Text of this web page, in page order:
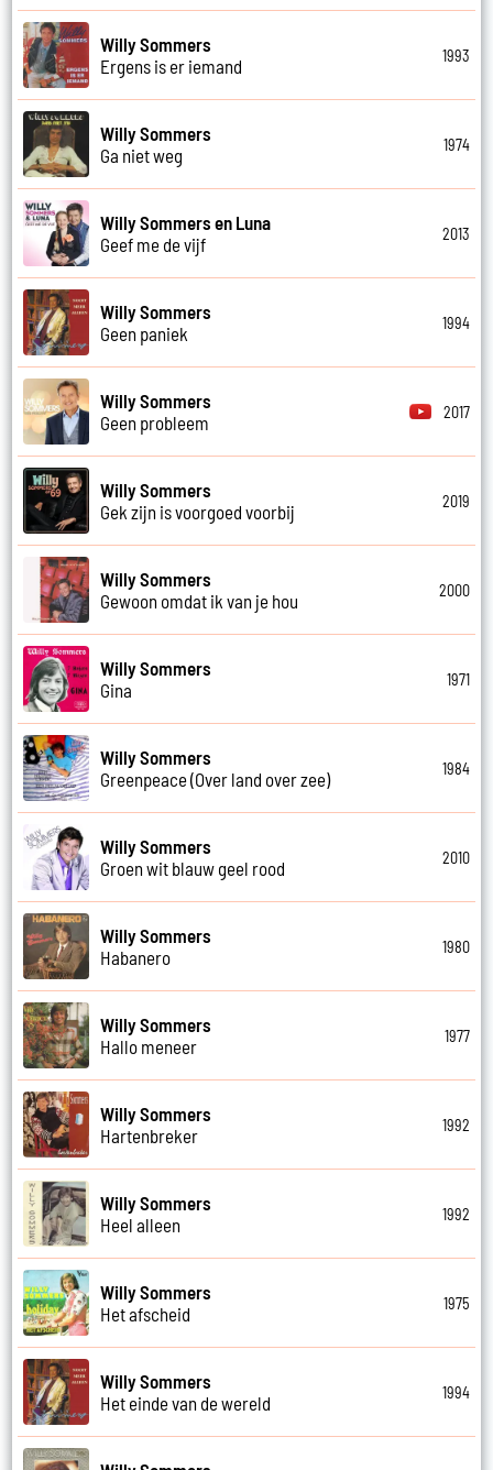
Willy Sommers
Ergens is er iemand
1993
Willy Sommers
Ga niet weg
1974
Willy Sommers en Luna
Geef me de vijf
2013
Willy Sommers
Geen paniek
1994
Willy Sommers
Geen probleem
2017
Willy Sommers
Gek zijn is voorgoed voorbij
2019
Willy Sommers
Gewoon omdat ik van je hou
2000
Willy Sommers
Gina
1971
Willy Sommers
Greenpeace (Over land over zee)
1984
Willy Sommers
Groen wit blauw geel rood
2010
Willy Sommers
Habanero
1980
Willy Sommers
Hallo meneer
1977
Willy Sommers
Hartenbreker
1992
Willy Sommers
Heel alleen
1992
Willy Sommers
Het afscheid
1975
Willy Sommers
Het einde van de wereld
1994